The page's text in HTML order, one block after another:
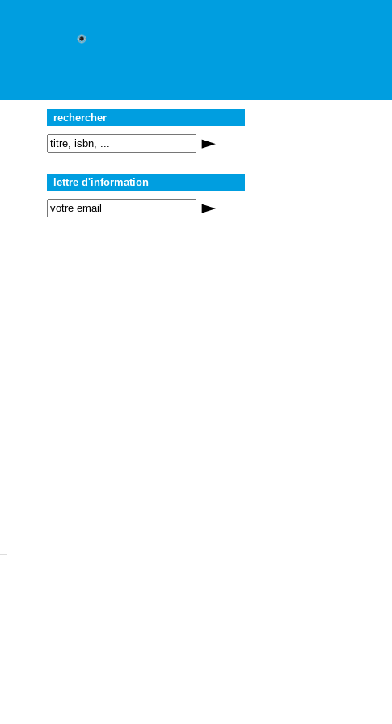
rechercher
lettre d'information